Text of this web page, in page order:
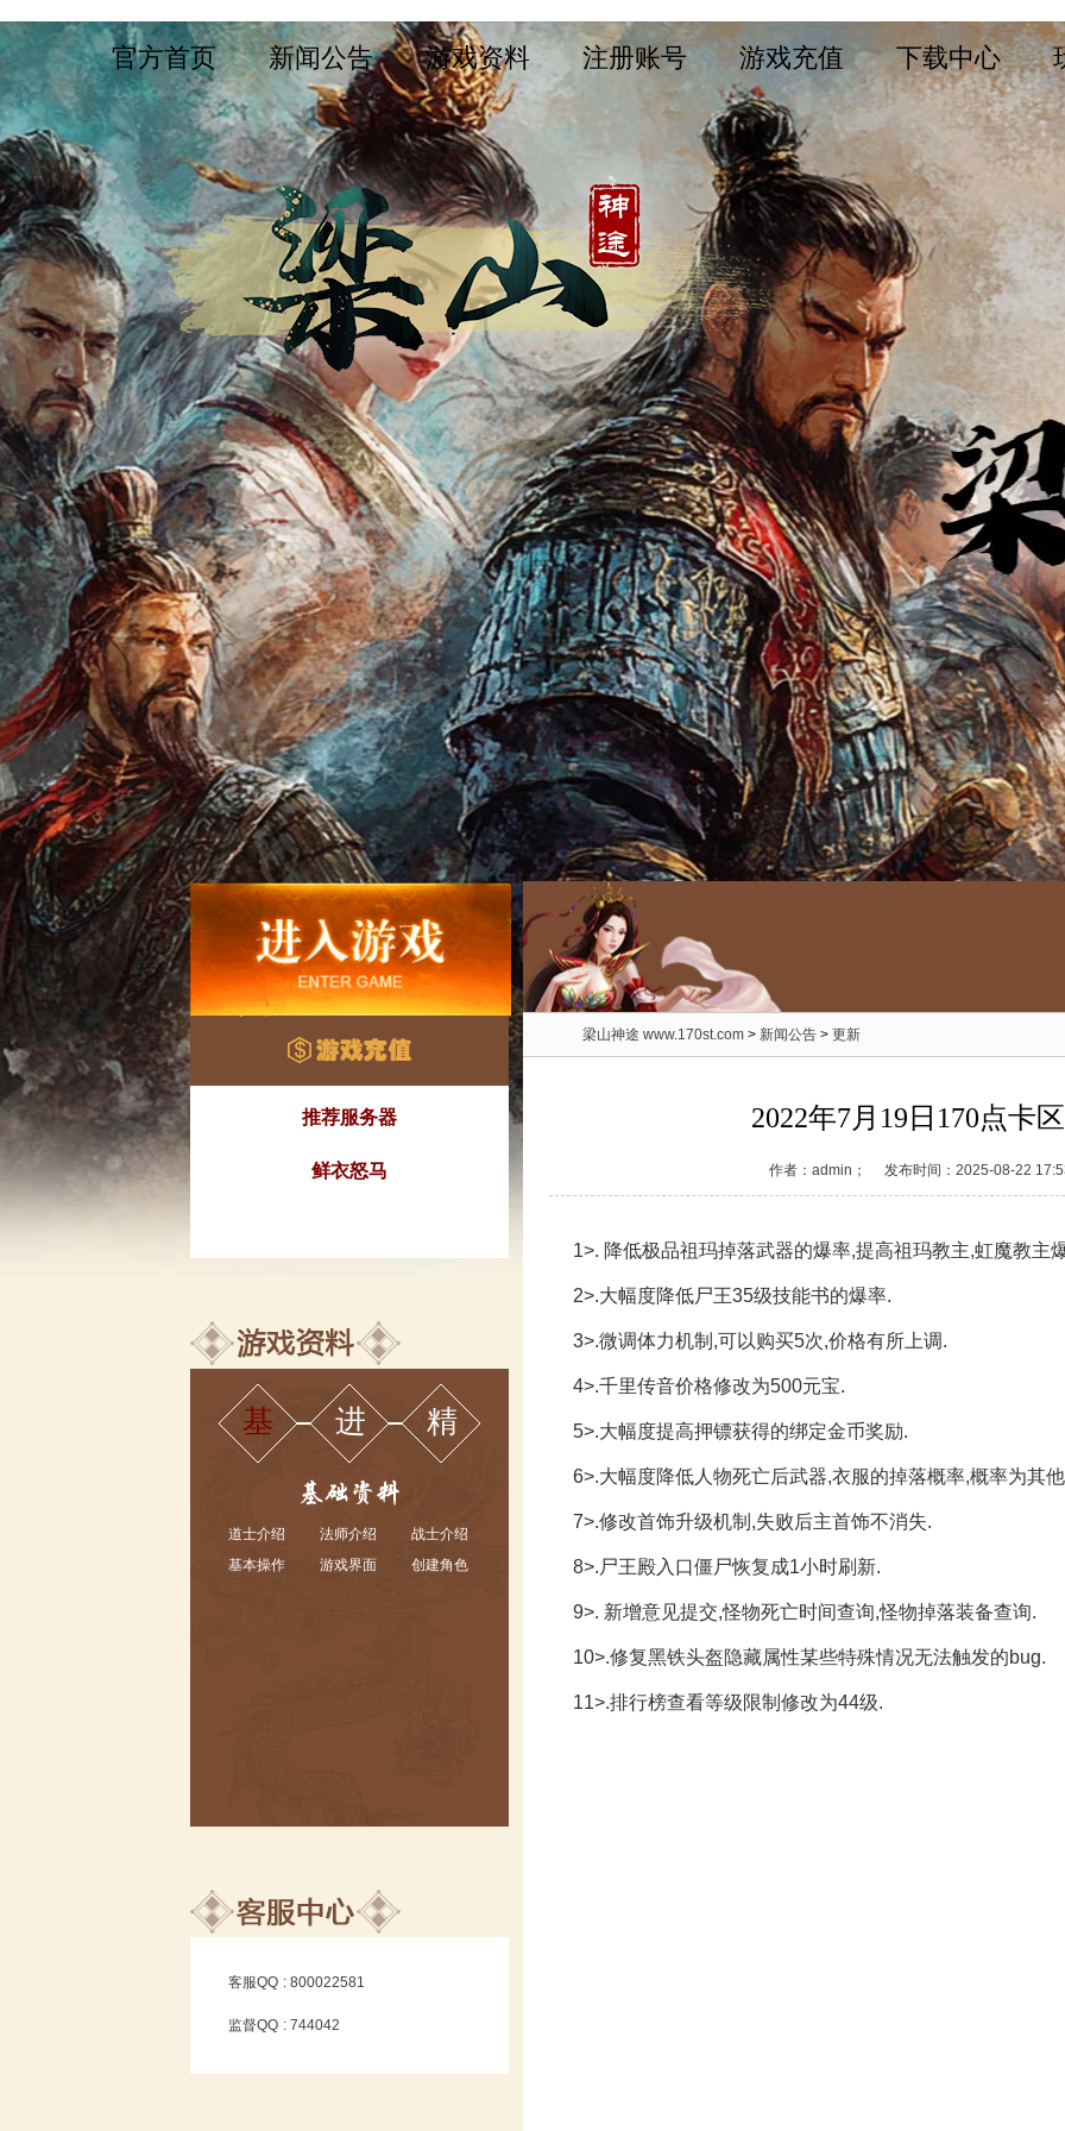
官方首页 新闻公告 游戏资料 注册账号 游戏充值 下载中心
推荐服务器
鲜衣怒马
基 进 精
道士介绍 法师介绍
战士介绍
基本操作
游戏界面 创建角色
客服QQ : 800022581
监督QQ : 744042
梁山神途 www.170st.com > 新闻公告 > 更新
2022年7月19日170点卡
作者：admin； 发布时间：2025-08-22
1>. 降低极品祖玛掉落武器的爆率,提高祖玛教主,虹魔教主
2>.大幅度降低尸王35级技能书的爆率.
3>.微调体力机制,可以购买5次,价格有所上调.
4>.千里传音价格修改为500元宝.
5>.大幅度提高押镖获得的绑定金币奖励.
6>.大幅度降低人物死亡后武器,衣服的掉落概率,概率为其
7>.修改首饰升级机制,失败后主首饰不消失.
8>.尸王殿入口僵尸恢复成1小时刷新.
9>. 新增意见提交,怪物死亡时间查询,怪物掉落装备查询.
10>.修复黑铁头盔隐藏属性某些特殊情况无法触发的bug.
11>.排行榜查看等级限制修改为44级.